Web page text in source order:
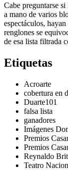
Cabe preguntarse
a mano de varios
espectáculos,
renglones se
de esa lista filtrada
Etiquetas
Acroarte
cobertura en
Duarte101
falsa lista
ganadores
Imágenes
Premios
Premios
Reynaldo
Teatro